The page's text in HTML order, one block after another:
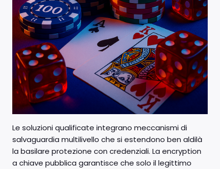
Le soluzioni qualificate integrano meccanismi di
salvaguardia multilivello che si estendono ben aldilà
la basilare protezione con credenziali. La encryption
a chiave pubblica garantisce che solo il legittimo